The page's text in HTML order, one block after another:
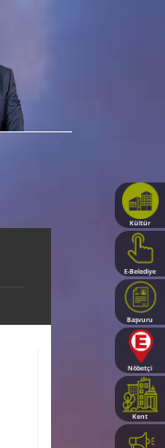
Kültür
Haritası
E-Belediye
Başvuru
Rehberi
Nöbetçi
Eczaneler
Kent
Rehberi